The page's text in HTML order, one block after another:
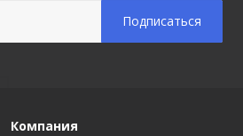
Компания